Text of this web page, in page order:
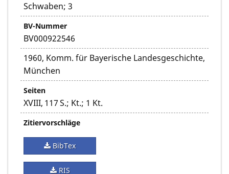
Schwaben; 3
BV-Nummer
BV000922546
1960, Komm. für Bayerische Landesgeschichte,
München
Seiten
XVIII, 117 S.; Kt.; 1 Kt.
Zitiervorschläge
BibTex
RIS